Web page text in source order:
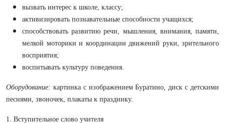
вызвать интерес к школе, классу;
активизировать познавательные способности учащихся;
способствовать развитию речи, мышления, внимания, памяти,
мелкой моторики и координации движений руки, зрительного
восприятия;
воспитывать культуру поведения.
Оборудование: картинка с изображением Буратино, диск с детскими
песнями, звоночек, плакаты к празднику.
1. Вступительное слово учителя